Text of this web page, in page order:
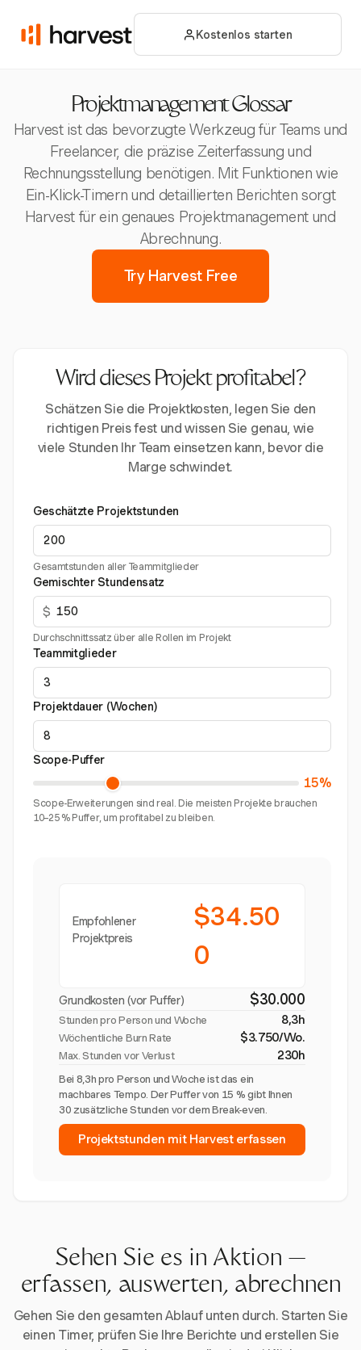
Kostenlos starten
Projektmanagement Glossar
Harvest ist das bevorzugte Werkzeug für Teams und
Freelancer, die präzise Zeiterfassung und
Rechnungsstellung benötigen. Mit Funktionen wie
Ein-Klick-Timern und detaillierten Berichten sorgt
Harvest für ein genaues Projektmanagement und
Abrechnung.
Try Harvest Free
Wird dieses Projekt profitabel?
Schätzen Sie die Projektkosten, legen Sie den
richtigen Preis fest und wissen Sie genau, wie
viele Stunden Ihr Team einsetzen kann, bevor die
Marge schwindet.
Geschätzte Projektstunden
Gesamtstunden aller Teammitglieder
Gemischter Stundensatz
$
Durchschnittssatz über alle Rollen im Projekt
Teammitglieder
Projektdauer (Wochen)
Scope-Puffer
15%
Scope-Erweiterungen sind real. Die meisten Projekte brauchen
10–25 % Puffer, um profitabel zu bleiben.
Empfohlener
Projektpreis
$34.50
0
Grundkosten (vor Puffer) $30.000
Stunden pro Person und Woche 8,3h
Wöchentliche Burn Rate $3.750/Wo.
Max. Stunden vor Verlust 230h
Bei 8,3h pro Person und Woche ist das ein
machbares Tempo. Der Puffer von 15 % gibt Ihnen
30 zusätzliche Stunden vor dem Break-even.
Projektstunden mit Harvest erfassen
Sehen Sie es in Aktion —
erfassen, auswerten, abrechnen
Gehen Sie den gesamten Ablauf unten durch. Starten Sie
einen Timer, prüfen Sie Ihre Berichte und erstellen Sie